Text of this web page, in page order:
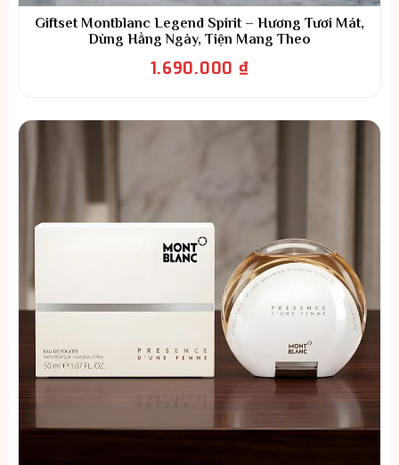
Giftset Montblanc Legend Spirit – Hương Tươi Mát,
Dùng Hằng Ngày, Tiện Mang Theo
1.690.000 ₫